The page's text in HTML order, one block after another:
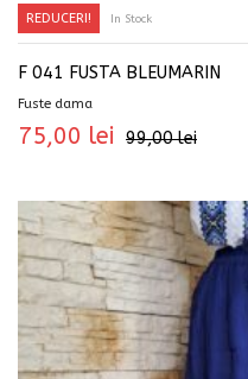
REDUCERI! In Stock
F 041 FUSTA BLEUMARIN
Fuste dama
99,00lei
75,00 lei